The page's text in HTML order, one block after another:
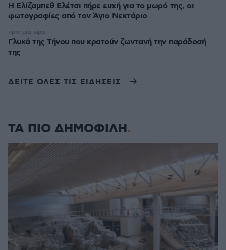
Η Ελίζαμπεθ Ελέτσι πήρε ευχή για το μωρό της, οι
φωτογραφίες από τον Άγιο Νεκτάριο
Γλυκά της Τήνου που κρατούν ζωντανή την παράδοσή
της
πριν μία ώρα
ΔΕΙΤΕ ΟΛΕΣ ΤΙΣ ΕΙΔΗΣΕΙΣ
ΤΑ ΠΙΟ ΔΗΜΟΦΙΛΗ